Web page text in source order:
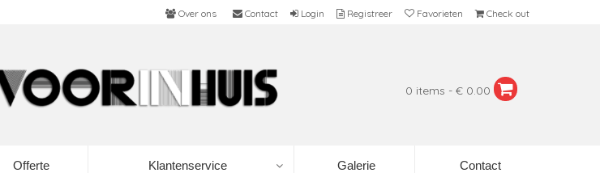
Over ons Contact Login Registreer Favorieten Check out
0 items - € 0.00
Offerte Klantenservice Galerie Contact